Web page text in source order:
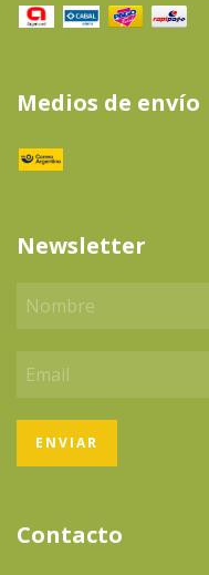
Medios de envío
Newsletter
Contacto